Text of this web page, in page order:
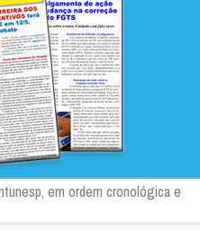
em ordem cronológica e